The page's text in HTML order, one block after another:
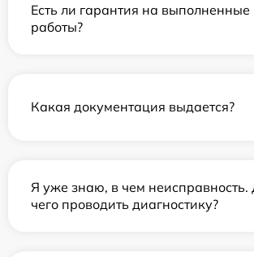
Есть ли гарантия на выполненные
работы?
Какая документация выдается?
Я уже знаю, в чем неисправность.
чего проводить диагностику?